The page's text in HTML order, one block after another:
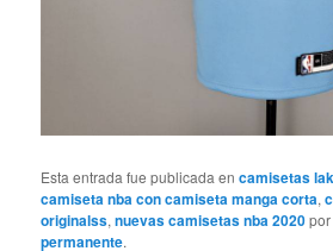
Esta entrada fue publicada encamisetas
camiseta nba con camiseta manga corta,
originalss,nuevas camisetas nba 2020
permanente.